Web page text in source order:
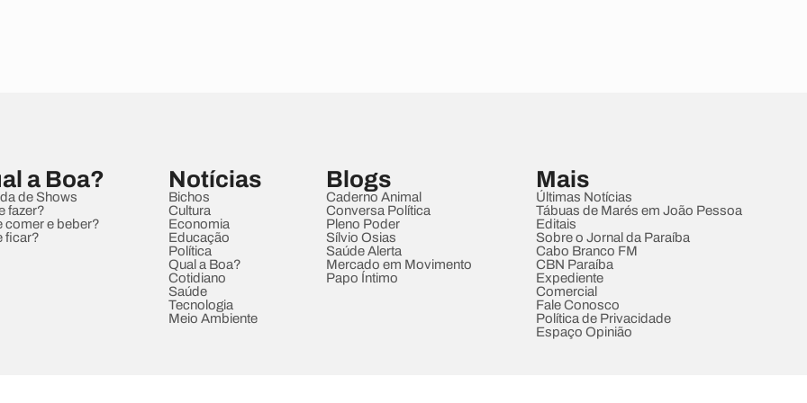
a Boa?
de Shows
fazer?
comer e beber?
ficar?
Notícias
Bichos
Cultura
Economia
Educação
Política
Qual a Boa?
Cotidiano
Saúde
Tecnologia
Meio Ambiente
Blogs
Caderno Animal
Conversa Política
Pleno Poder
Sílvio Osias
Saúde Alerta
Mercado em Movimento
Papo Íntimo
Mais
Últimas Notícias
Tábuas de Marés em João Pessoa
Editais
Sobre o Jornal da Paraíba
Cabo Branco FM
CBN Paraíba
Expediente
Comercial
Fale Conosco
Política de Privacidade
Espaço Opinião